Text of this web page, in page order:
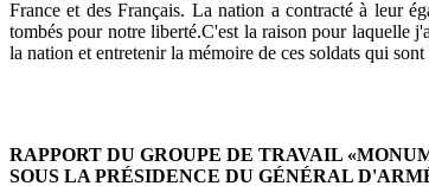
France et des Français. La nation a contracté à leur
tombés pour notre liberté.C'est la raison pour laquelle
la nation et entretenir la mémoire de ces soldats qui
RAPPORT DU GROUPE DE TRAVAIL
SOUS LA PRÉSIDENCE DU GÉNÉRAL